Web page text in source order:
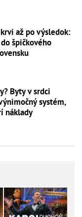
až po výsledok:
špičkového
Byty v srdci
systém,
náklady